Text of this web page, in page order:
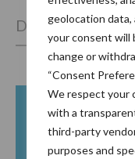
geolocation
your consent will
change or
“Consent
We respect your
with a
third-party
purposes and
Diergezondheid
Beregening